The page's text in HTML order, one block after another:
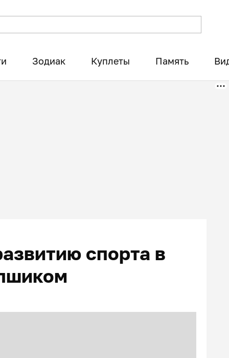
Зодиак Куплеты Память
спорта в